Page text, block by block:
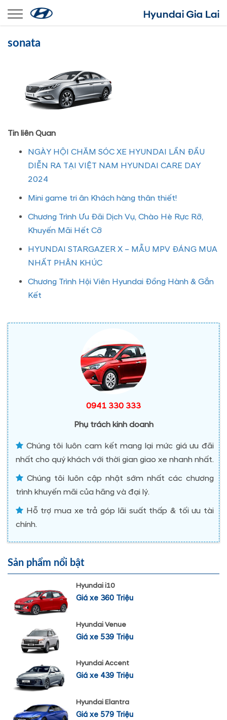
Toggle navigation
sonata
Tin liên Quan
NGÀY HỘI CHĂM SÓC XE HYUNDAI LẦN ĐẦU
DIỄN RA TẠI VIỆT NAM HYUNDAI CARE DAY
2024
Mini game tri ân Khách hàng thân thiết!
Chương Trình Ưu Đãi Dịch Vụ, Chào Hè Rực Rỡ,
Khuyến Mãi Hết Cỡ
HYUNDAI STARGAZER X – MẪU MPV ĐÁNG MUA
NHẤT PHÂN KHÚC
Chương Trình Hội Viên Hyundai Đồng Hành & Gắn
Kết
0941 330 333
Phụ trách kinh doanh
Chúng tôi luôn cam kết mang lại mức giá ưu đãi
nhất cho quý khách với thời gian giao xe nhanh nhất.
Chúng tôi luôn cập nhật sớm nhất các chương
trình khuyến mãi của hãng và đại lý.
Hỗ trợ mua xe trả góp lãi suất thấp & tối ưu tài
chính.
Sản phẩm nổi bật
Hyundai i10
Giá xe 360 Triệu
Hyundai Venue
Giá xe 539 Triệu
Hyundai Accent
Giá xe 439 Triệu
Hyundai Elantra
Giá xe 579 Triệu